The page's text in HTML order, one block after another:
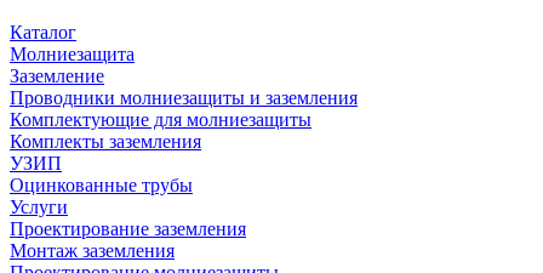
Каталог
Молниезащита
Заземление
Проводники молниезащиты и заземления
Комплектующие для молниезащиты
Комплекты заземления
УЗИП
Оцинкованные трубы
Услуги
Проектирование заземления
Монтаж заземления